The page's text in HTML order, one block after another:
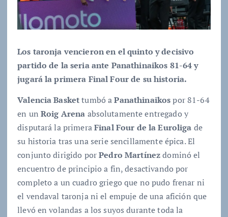
Los taronja vencieron en el quinto y decisivo
partido de la seria ante Panathinaikos 81-64 y
jugará la primera Final Four de su historia.
Valencia Baskettumbó aPanathinaikospor 81-64
en un Roig Arena absolutamente entregado y
disputará la primeraFinal Four de la Euroliga de
su historia tras una serie sencillamente épica. El
conjunto dirigido porPedro Martínezdominó el
encuentro de principio a fin, desactivando por
completo a un cuadro griego que no pudo frenar ni
el vendaval taronja ni el empuje de una afición que
llevó en volandas a los suyos durante toda la